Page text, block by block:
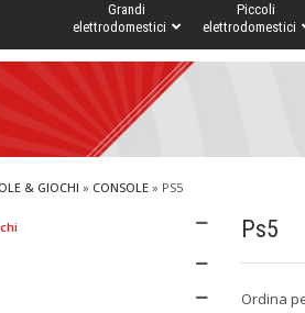
Grandi
elettrodomestici
Piccoli
elettrodomestici
& GIOCHI » CONSOLE» PS5
Ps5
Ordina